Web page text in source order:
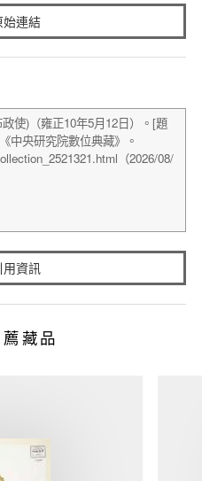
連結
資訊
藏品